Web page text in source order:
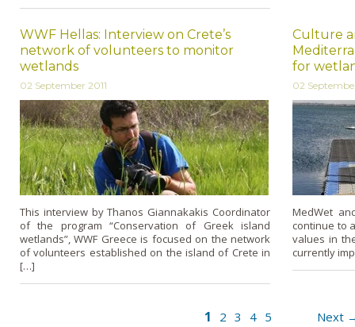
WWF Hellas: Interview on Crete’s
network of volunteers to monitor
wetlands
02 September 2011
This interview by Thanos Giannakakis Coordinator
of the program “Conservation of Greek island
wetlands”, WWF Greece is focused on the network
of volunteers established on the island of Crete in
[…]
Culture
for
02
MedWet
continue to
values in
currently
1 2 3 4 5 Next